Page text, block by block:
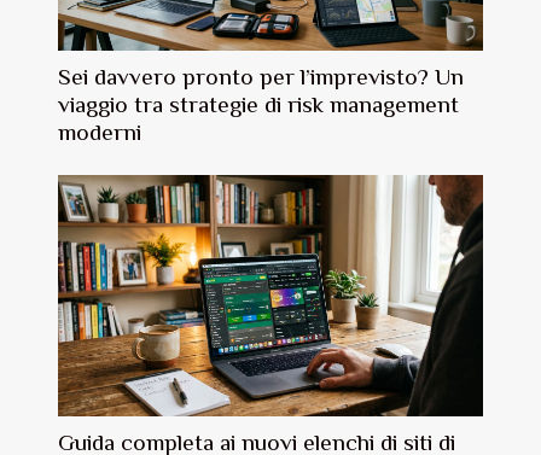
Sei davvero pronto per l’imprevisto? Un
viaggio tra strategie di risk management
moderni
Guida completa ai nuovi elenchi di siti di